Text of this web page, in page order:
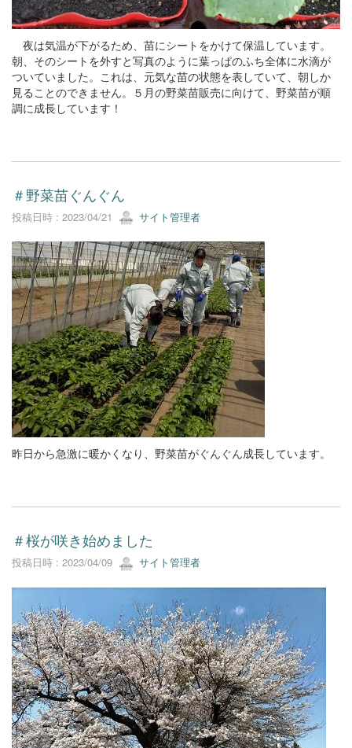
夜は気温が下がるため、苗にシートをかけて保温しています。
朝、そのシートを外すと写真のように葉っぱのふち全体に水滴が
ついていました。これは、元気な苗の状態を表していて、朝しか
見ることのできません。５月の野菜苗販売に向けて、野菜苗が順
調に成長しています！
＃野菜苗ぐんぐん
投稿日時 : 2023/04/21 サイト管理者
昨日から急激に暖かくなり、野菜苗がぐんぐん成長しています。
＃桜が咲き始めました
投稿日時 : 2023/04/09 サイト管理者